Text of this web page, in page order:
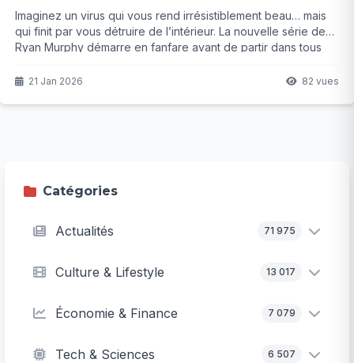
Imaginez un virus qui vous rend irrésistiblement beau… mais
qui finit par vous détruire de l’intérieur. La nouvelle série de
Ryan Murphy démarre en fanfare avant de partir dans tous
réponse risque de vous surprendre…
21 Jan 2026 82 vues
Catégories
Actualités 71 975
Culture & Lifestyle 13 017
Économie & Finance 7 079
Tech & Sciences 6 507